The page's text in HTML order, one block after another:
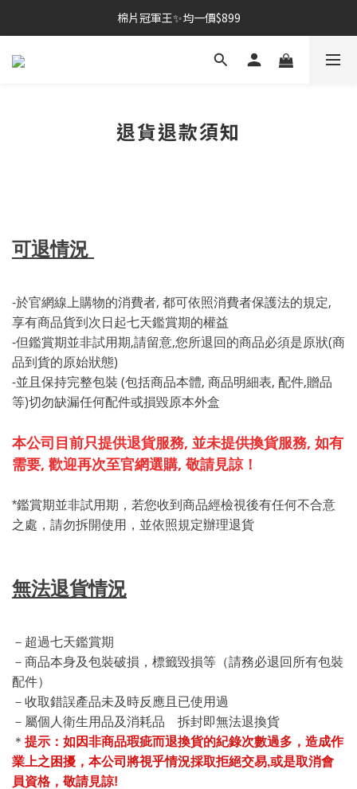
棉片冠軍王✨均一價$899
棉片冠軍王✨均一價$899
夏季深層清潔必備🫧張員瑛洗臉機
棉片冠軍王✨均一價$899
退貨退款須知
可退情況
-於官網線上購物的消費者, 都可依照消費者保護法的規定,
享有商品貨到次日起七天鑑賞期的權益
-但鑑賞期並非試用期,請留意,您所退回的商品必須是原狀(商
品到貨的原始狀態)
-並且保持完整包裝 (包括商品本體, 商品明細表, 配件,贈品
等)切勿缺漏任何配件或損毀原本外盒
本公司目前只提供退貨服務, 並未提供換貨服務, 如有
需要, 歡迎再次至官網選購, 敬請見諒！
*鑑賞期並非試用期，若您收到商品經檢視後有任何不合意
之處，請勿拆開使用，並依照規定辦理退貨
無法退貨情況
－超過七天鑑賞期
－商品本身及包裝破損，標籤毀損等（請務必退回所有包裝
配件）
－收取錯誤產品未及時反應且已使用過
－屬個人衛生用品及消耗品 拆封即無法退換貨
＊ 提示：如因非商品瑕疵而退換貨的紀錄次數過多，造成作
業上之困擾，本公司將視乎情況採取拒絕交易,或是取消會
員資格，敬請見諒!